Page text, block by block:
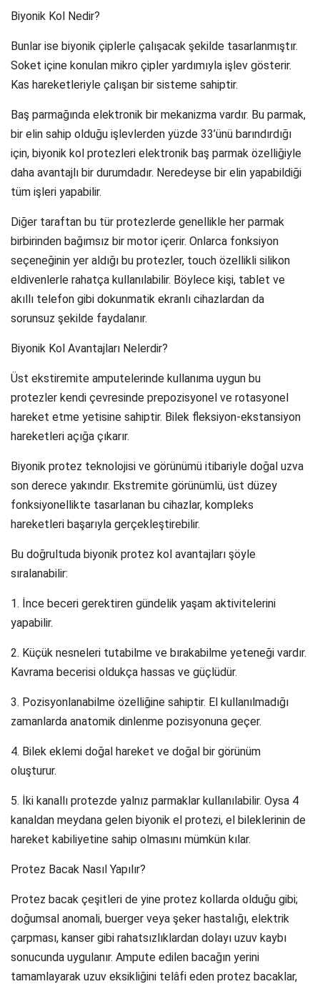
Biyonik Kol Nedir?
Bunlar ise biyonik çiplerle çalışacak şekilde tasarlanmıştır.
Soket içine konulan mikro çipler yardımıyla işlev gösterir.
Kas hareketleriyle çalışan bir sisteme sahiptir.
Baş parmağında elektronik bir mekanizma vardır. Bu parmak,
bir elin sahip olduğu işlevlerden yüzde 33’ünü barındırdığı
için, biyonik kol protezleri elektronik baş parmak özelliğiyle
daha avantajlı bir durumdadır. Neredeyse bir elin yapabildiği
tüm işleri yapabilir.
Diğer taraftan bu tür protezlerde genellikle her parmak
birbirinden bağımsız bir motor içerir. Onlarca fonksiyon
seçeneğinin yer aldığı bu protezler, touch özellikli silikon
eldivenlerle rahatça kullanılabilir. Böylece kişi, tablet ve
akıllı telefon gibi dokunmatik ekranlı cihazlardan da
sorunsuz şekilde faydalanır.
Biyonik Kol Avantajları Nelerdir?
Üst ekstiremite amputelerinde kullanıma uygun bu
protezler kendi çevresinde prepozisyonel ve rotasyonel
hareket etme yetisine sahiptir. Bilek fleksiyon-ekstansiyon
hareketleri açığa çıkarır.
Biyonik protez teknolojisi ve görünümü itibariyle doğal uzva
son derece yakındır. Ekstremite görünümlü, üst düzey
fonksiyonellikte tasarlanan bu cihazlar, kompleks
hareketleri başarıyla gerçekleştirebilir.
Bu doğrultuda biyonik protez kol avantajları şöyle
sıralanabilir:
1. İnce beceri gerektiren gündelik yaşam aktivitelerini
yapabilir.
2. Küçük nesneleri tutabilme ve bırakabilme yeteneği vardır.
Kavrama becerisi oldukça hassas ve güçlüdür.
3. Pozisyonlanabilme özelliğine sahiptir. El kullanılmadığı
zamanlarda anatomik dinlenme pozisyonuna geçer.
4. Bilek eklemi doğal hareket ve doğal bir görünüm
oluşturur.
5. İki kanallı protezde yalnız parmaklar kullanılabilir. Oysa 4
kanaldan meydana gelen biyonik el protezi, el bileklerinin de
hareket kabiliyetine sahip olmasını mümkün kılar.
Protez Bacak Nasıl Yapılır?
Protez bacak çeşitleri de yine protez kollarda olduğu gibi;
doğumsal anomali, buerger veya şeker hastalığı, elektrik
çarpması, kanser gibi rahatsızlıklardan dolayı uzuv kaybı
sonucunda uygulanır. Ampute edilen bacağın yerini
tamamlayarak uzuv eksikliğini telâfi eden protez bacaklar,